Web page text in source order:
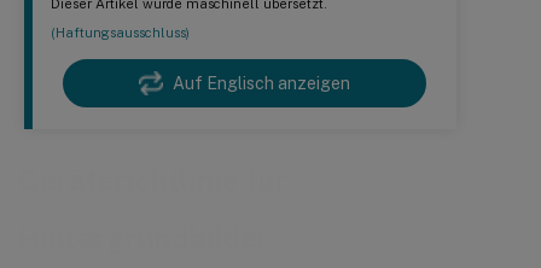
Dieser Artikel wurde maschinell übersetzt.
(Haftungsausschluss)
Auf Englisch anzeigen